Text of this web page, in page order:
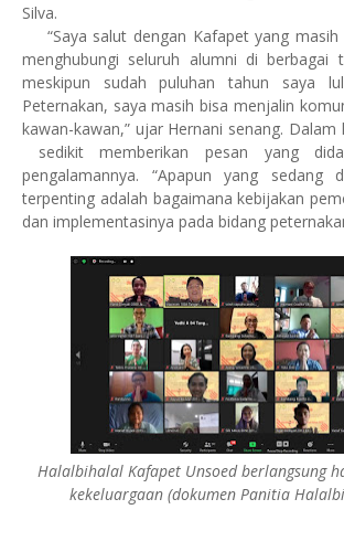
Silva.
“Saya salut dengan Kafapet yang
menghubungi seluruh alumni di berbagai
meskipun sudah puluhan tahun saya
Peternakan, saya masih bisa menjalin
kawan-kawan,” ujar Hernani senang. Dalam
sedikit memberikan pesan yang
pengalamannya. “Apapun yang sedang
terpenting adalah bagaimana kebijakan
dan implementasinya pada bidang
Halalbihalal Kafapet Unsoed berlangsung
kekeluargaan (dokumen Panitia